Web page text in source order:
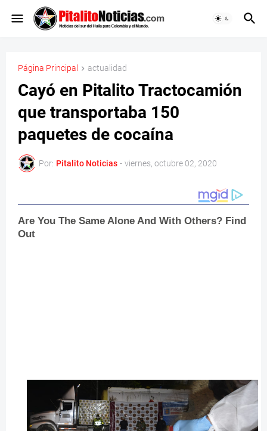
Página Principal actualidad
Cayó en Pitalito Tractocamión
que transportaba 150
paquetes de cocaína
Por: Pitalito Noticias - viernes, octubre 02, 2020